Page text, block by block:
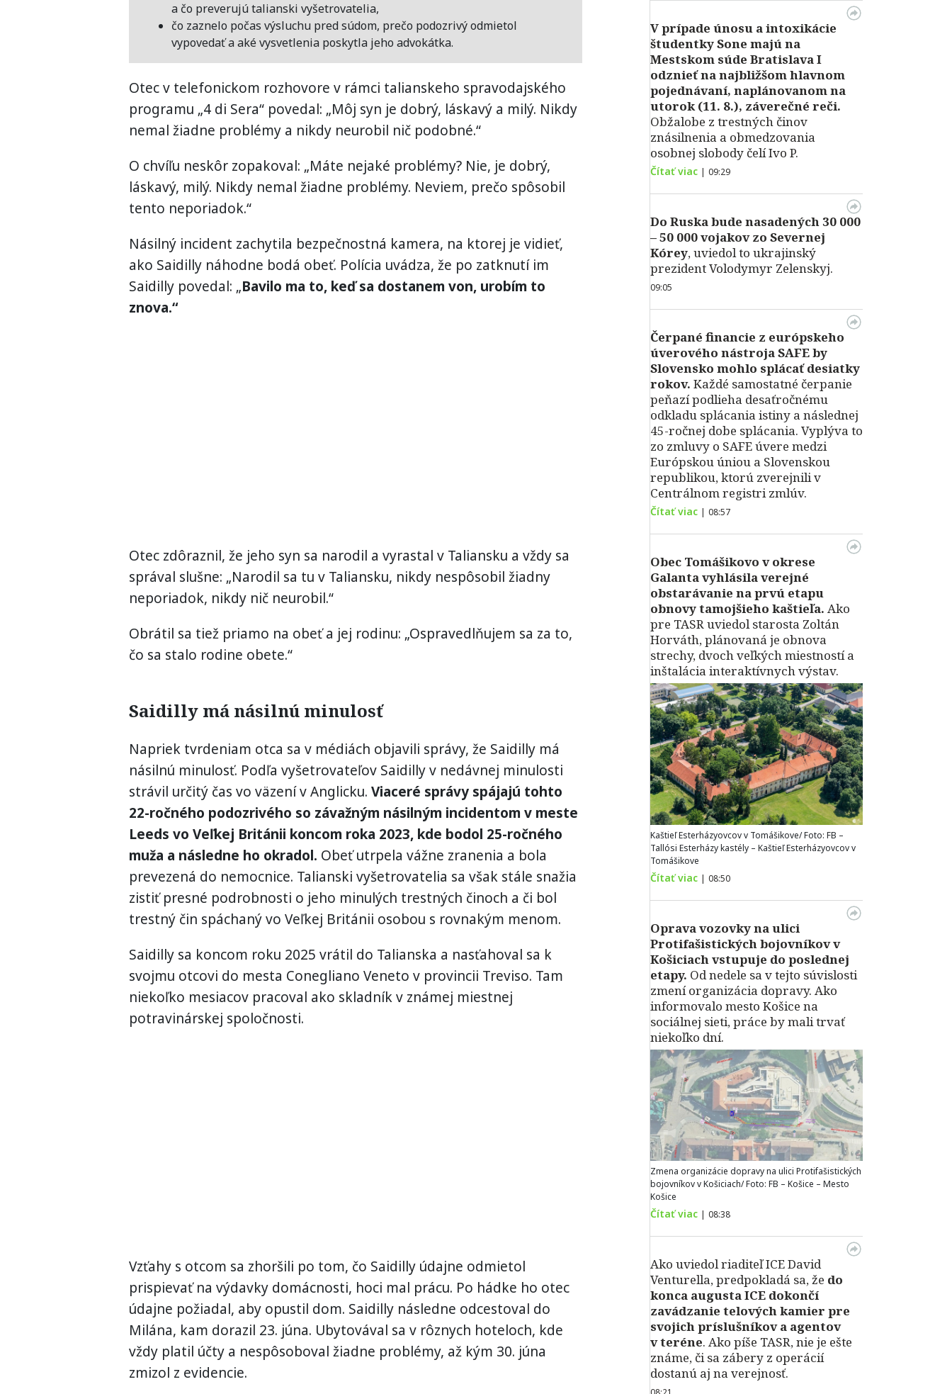
a čo preverujú talianski vyšetrovatelia,
čo zaznelo počas výsluchu pred súdom, prečo podozrivý odmietol
vypovedať a aké vysvetlenia poskytla jeho advokátka.
Otec v telefonickom rozhovore v rámci talianskeho spravodajského
programu „4 di Sera“ povedal: „Môj syn je dobrý, láskavý a milý. Nikdy
nemal žiadne problémy a nikdy neurobil nič podobné.“
O chvíľu neskôr zopakoval: „Máte nejaké problémy? Nie, je dobrý,
láskavý, milý. Nikdy nemal žiadne problémy. Neviem, prečo spôsobil
tento neporiadok.“
Násilný incident zachytila bezpečnostná kamera, na ktorej je vidieť,
ako Saidilly náhodne bodá obeť. Polícia uvádza, že po zatknutí im
Saidilly povedal: „Bavilo ma to, keď sa dostanem von, urobím to
znova.“
Otec zdôraznil, že jeho syn sa narodil a vyrastal v Taliansku a vždy sa
správal slušne: „Narodil sa tu v Taliansku, nikdy nespôsobil žiadny
neporiadok, nikdy nič neurobil.“
Obrátil sa tiež priamo na obeť a jej rodinu: „Ospravedlňujem sa za to,
čo sa stalo rodine obete.“
Saidilly má násilnú minulosť
Napriek tvrdeniam otca sa v médiách objavili správy, že Saidilly má
násilnú minulosť. Podľa vyšetrovateľov Saidilly v nedávnej minulosti
strávil určitý čas vo väzení v Anglicku. Viaceré správy spájajú tohto
22-ročného podozrivého so závažným násilným incidentom v meste
Leeds vo Veľkej Británii koncom roka 2023, kde bodol 25-ročného
muža a následne ho okradol. Obeť utrpela vážne zranenia a bola
prevezená do nemocnice. Talianski vyšetrovatelia sa však stále snažia
zistiť presné podrobnosti o jeho minulých trestných činoch a či bol
trestný čin spáchaný vo Veľkej Británii osobou s rovnakým menom.
Saidilly sa koncom roku 2025 vrátil do Talianska a nasťahoval sa k
svojmu otcovi do mesta Conegliano Veneto v provincii Treviso. Tam
niekoľko mesiacov pracoval ako skladník v známej miestnej
potravinárskej spoločnosti.
Vzťahy s otcom sa zhoršili po tom, čo Saidilly údajne odmietol
prispievať na výdavky domácnosti, hoci mal prácu. Po hádke ho otec
údajne požiadal, aby opustil dom. Saidilly následne odcestoval do
Milána, kam dorazil 23. júna. Ubytovával sa v rôznych hoteloch, kde
vždy platil účty a nespôsoboval žiadne problémy, až kým 30. júna
zmizol z evidencie.
V prípade únosu a intoxikácie
študentky Sone majú na
Mestskom súde Bratislava I
odznieť na najbližšom hlavnom
pojednávaní, naplánovanom na
utorok (11. 8.), záverečné reči.
Obžalobe z trestných činov
znásilnenia a obmedzovania
osobnej slobody čelí Ivo P.
Čítať viac | 09:29
Do Ruska bude nasadených 30 000
– 50 000 vojakov zo Severnej
Kórey, uviedol to ukrajinský
prezident Volodymyr Zelenskyj.
09:05
Čerpané financie z európskeho
úverového nástroja SAFE by
Slovensko mohlo splácať desiatky
rokov. Každé samostatné čerpanie
peňazí podlieha desaťročnému
odkladu splácania istiny a následnej
45-ročnej dobe splácania. Vyplýva to
zo zmluvy o SAFE úvere medzi
Európskou úniou a Slovenskou
republikou, ktorú zverejnili v
Centrálnom registri zmlúv.
Čítať viac | 08:57
Obec Tomášikovo v okrese
Galanta vyhlásila verejné
obstarávanie na prvú etapu
obnovy tamojšieho kaštieľa. Ako
pre TASR uviedol starosta Zoltán
Horváth, plánovaná je obnova
strechy, dvoch veľkých miestností a
inštalácia interaktívnych výstav.
Kaštieľ Esterházyovcov v Tomášikove/ Foto: FB –
Tallósi Esterházy kastély – Kaštieľ Esterházyovcov v
Tomášikove
Čítať viac | 08:50
Oprava vozovky na ulici
Protifašistických bojovníkov v
Košiciach vstupuje do poslednej
etapy. Od nedele sa v tejto súvislosti
zmení organizácia dopravy. Ako
informovalo mesto Košice na
sociálnej sieti, práce by mali trvať
niekoľko dní.
Zmena organizácie dopravy na ulici Protifašistických
bojovníkov v Košiciach/ Foto: FB – Košice – Mesto
Košice
Čítať viac | 08:38
Ako uviedol riaditeľ ICE David
Venturella, predpokladá sa, že do
konca augusta ICE dokončí
zavádzanie telových kamier pre
svojich príslušníkov a agentov
v teréne. Ako píše TASR, nie je ešte
známe, či sa zábery z operácií
dostanú aj na verejnosť.